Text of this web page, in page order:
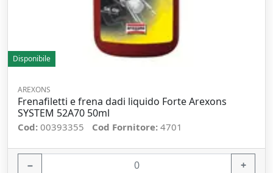
Disponibile
AREXONS
Frenafiletti e frena dadi liquido Forte Arexons
SYSTEM 52A70 50ml
Cod: 00393355 Cod Fornitore: 4701
− +